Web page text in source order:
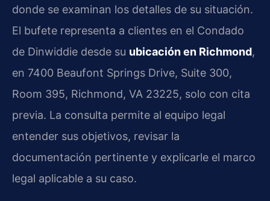
donde se examinan los detalles de su situación.
El bufete representa a clientes en el Condado
de Dinwiddie desde su ubicación en Richmond,
en 7400 Beaufont Springs Drive, Suite 300,
Room 395, Richmond, VA 23225, solo con cita
previa. La consulta permite al equipo legal
entender sus objetivos, revisar la
documentación pertinente y explicarle el marco
legal aplicable a su caso.